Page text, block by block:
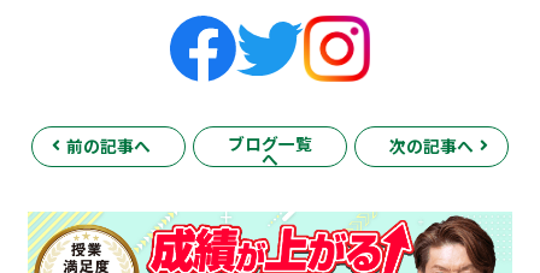
前の記事へ ブログ一覧
へ
次の記事へ